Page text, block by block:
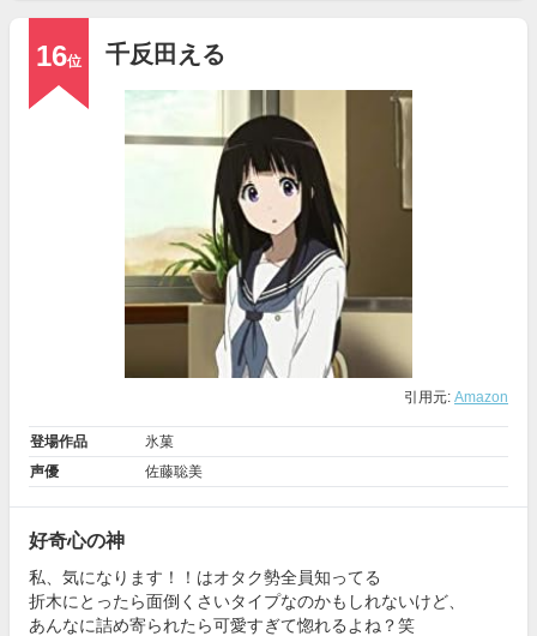
16位 千反田える
引用元: Amazon
登場作品
氷菓
声優
佐藤聡美
好奇心の神
私、気になります！！はオタク勢全員知ってる
折木にとったら面倒くさいタイプなのかもしれないけど、
あんなに詰め寄られたら可愛すぎて惚れるよね？笑